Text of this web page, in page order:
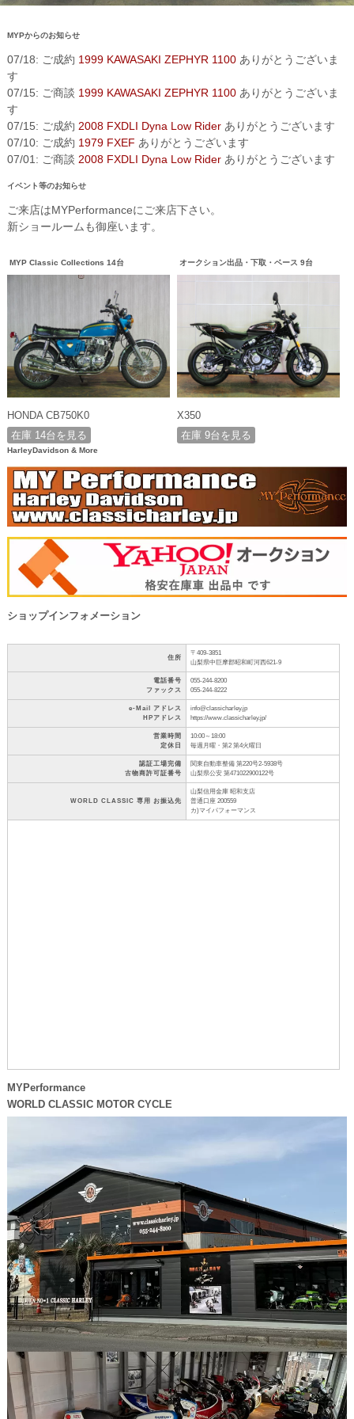
MYPからのお知らせ
07/18: ご成約 1999 KAWASAKI ZEPHYR 1100ありがとうございま
す
07/15: ご商談 1999 KAWASAKI ZEPHYR 1100ありがとうございま
す
07/15: ご成約 2008 FXDLI Dyna Low Riderありがとうございます
07/10: ご成約 1979 FXEF ありがとうございます
07/01: ご商談 2008 FXDLI Dyna Low Riderありがとうございます
イベント等のお知らせ
ご来店はMYPerformanceにご来店下さい。
新ショールームも御座います。
MYP Classic Collections 14台
HONDA CB750K0
在庫 14台を見る
オークション出品・下取・ベース 9台
X350
在庫 9台を見る
HarleyDavidson & More
ショップインフォメーション
住所
〒409-3851
山梨県中巨摩郡昭和町河西621-9
電話番号
ファックス
055-244-8200
055-244-8222
e-Mail アドレス
HPアドレス
info@classicharley.jp
https://www.classicharley.jp/
営業時間
定休日
10:00～18:00
毎週月曜・第2 第4火曜日
認証工場完備
古物商許可証番号
関東自動車整備 第220号2-5938号
山梨県公安 第471022900122号
WORLD CLASSIC 専用 お振込先
山梨信用金庫 昭和支店
普通口座 200559
カ)マイパフォーマンス
MYPerformance
WORLD CLASSIC MOTOR CYCLE